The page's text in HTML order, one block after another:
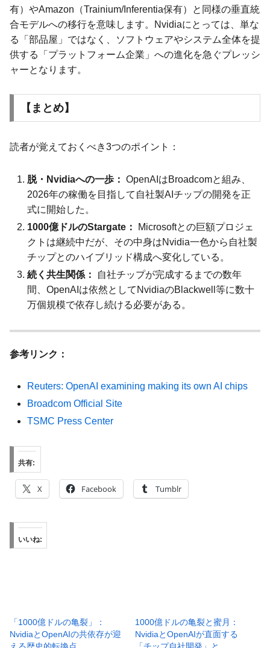
有）やAmazon（Trainium/Inferentia保有）と同様の垂直統
合モデルへの移行を意味します。Nvidiaにとっては、単な
る「部品屋」ではなく、ソフトウェアやシステム全体を提
供する「プラットフォーム企業」への進化を急ぐプレッシ
ャーとなります。
【まとめ】
読者が覚えておくべき3つのポイント：
脱・Nvidiaへの一歩： OpenAIはBroadcomと組み、
2026年の稼働を目指して自社製AIチップの開発を正
式に開始した。
1000億ドルのStargate：
Microsoftとの巨額プロジェ
クトは継続中だが、その中身はNvidia一色から自社製
チップとのハイブリッド構成へ変化している。
続く共生関係：
自社チップが完成するまでの数年
間、OpenAIは依然としてNvidiaのBlackwell等に数十
万個規模で依存し続ける必要がある。
参考リンク：
Reuters: OpenAI examining making its own AI chips
Broadcom Official Site
TSMC Press Center
共有:
X Facebook Tumblr
いいね:
「1000億ドルの亀裂」：
NvidiaとOpenAIの共依存が迎
える歴史的転換点
1000億ドルの亀裂と蜜月：
NvidiaとOpenAIが直面する
「チップ自社開発」と